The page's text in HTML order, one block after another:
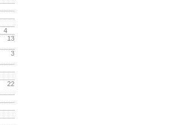
4
13
3
22